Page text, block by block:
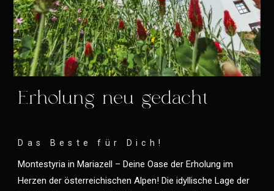
Erholung neu gedacht
Das Beste für Dich!
Montestyria in Mariazell – Deine Oase der Erholung im
Herzen der österreichischen Alpen! Die idyllische Lage der